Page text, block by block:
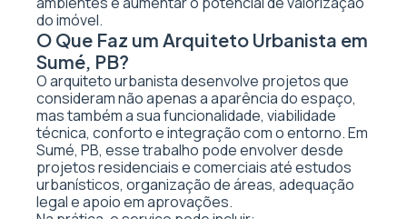
do imóvel.
O Que Faz um Arquiteto Urbanista em
Sumé, PB?
O arquiteto urbanista desenvolve projetos que
consideram não apenas a aparência do espaço,
mas também a sua funcionalidade, viabilidade
técnica, conforto e integração com o entorno. Em
Sumé, PB, esse trabalho pode envolver desde
projetos residenciais e comerciais até estudos
urbanísticos, organização de áreas, adequação
legal e apoio em aprovações.